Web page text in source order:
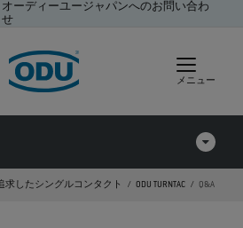
オーディーユージャパンへのお問い合わ
せ
メニュー
求したシングルコンタクト ODU TURNTAC Q&A